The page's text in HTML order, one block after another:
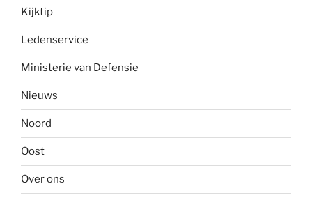
Kijktip
Ledenservice
Ministerie van Defensie
Nieuws
Noord
Oost
Over ons